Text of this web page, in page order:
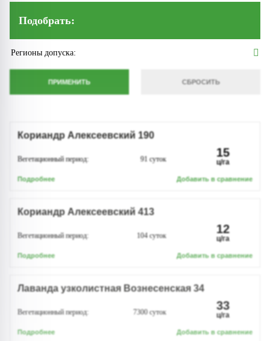
Подобрать:
Регионы допуска:
Кориандр Алексеевский 190
Подробнее Добавить в сравнение
Вегетационный период: 91суток 15
ц/га
Кориандр Алексеевский 413
Подробнее Добавить в сравнение
Вегетационный период: 104суток 12
ц/га
Лаванда узколистная Вознесенская 34
Подробнее Добавить в сравнение
Вегетационный период: 7300суток 33
ц/га